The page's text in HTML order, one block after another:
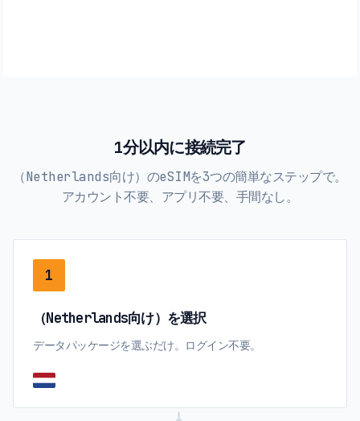
1分以内に接続完了
（Netherlands向け）のeSIMを3つの簡単なステップで。
アカウント不要、アプリ不要、手間なし。
1
（Netherlands向け）を選択
データパッケージを選ぶだけ。ログイン不要。